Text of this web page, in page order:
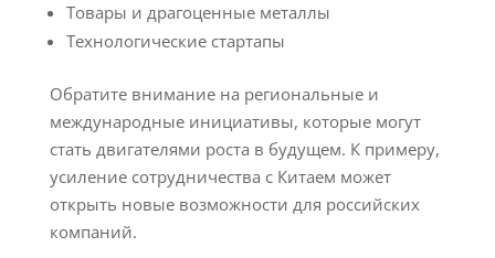
Товары и драгоценные металлы
Технологические стартапы
Обратите внимание на региональные и
международные инициативы, которые могут
стать двигателями роста в будущем. К примеру,
усиление сотрудничества с Китаем может
открыть новые возможности для российских
компаний.